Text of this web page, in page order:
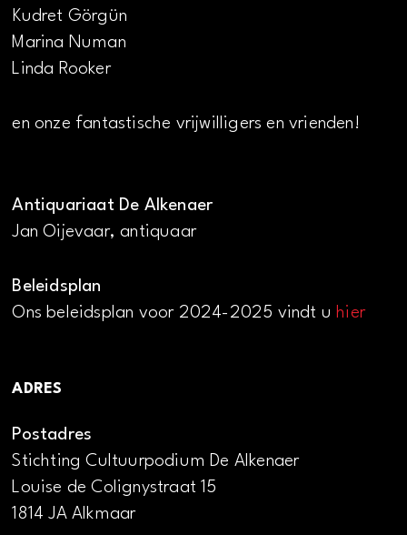
Kudret Görgün
Marina Numan
Linda Rooker
en onze fantastische vrijwilligers en vrienden!
Antiquariaat De Alkenaer
Jan Oijevaar, antiquaar
Beleidsplan
Ons beleidsplan voor 2024-2025 vindt uhier
ADRES
Postadres
Stichting Cultuurpodium De Alkenaer
Louise de Colignystraat 15
1814 JA Alkmaar